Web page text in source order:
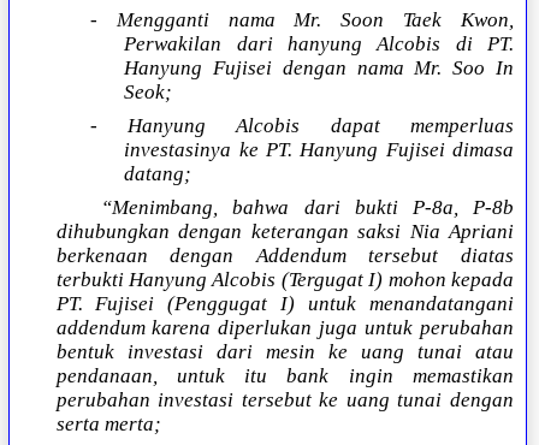
- Mengganti nama Mr. Soon Taek Kwon,
Perwakilan dari hanyung Alcobis di PT.
Hanyung Fujisei dengan nama Mr. Soo In
Seok;
- Hanyung Alcobis dapat memperluas
investasinya ke PT. Hanyung Fujisei dimasa
datang;
“Menimbang, bahwa dari bukti P-8a, P-8b
dihubungkan dengan keterangan saksi Nia Apriani
berkenaan dengan Addendum tersebut diatas
terbukti Hanyung Alcobis (Tergugat I) mohon kepada
PT. Fujisei (Penggugat I) untuk menandatangani
addendum karena diperlukan juga untuk perubahan
bentuk investasi dari mesin ke uang tunai atau
pendanaan, untuk itu bank ingin memastikan
perubahan investasi tersebut ke uang tunai dengan
serta merta;